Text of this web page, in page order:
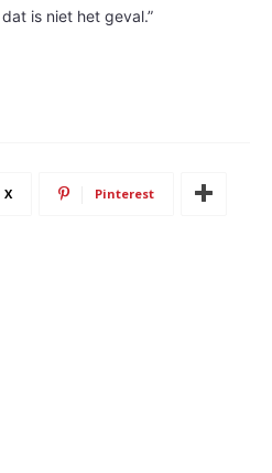
is niet het geval.”
X Pinterest